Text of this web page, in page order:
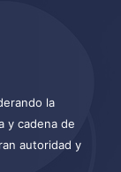
la
y cadena de
autoridad y